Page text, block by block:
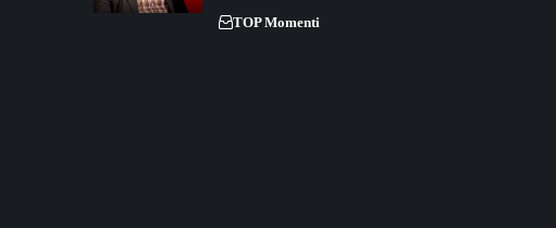
TOP Momenti